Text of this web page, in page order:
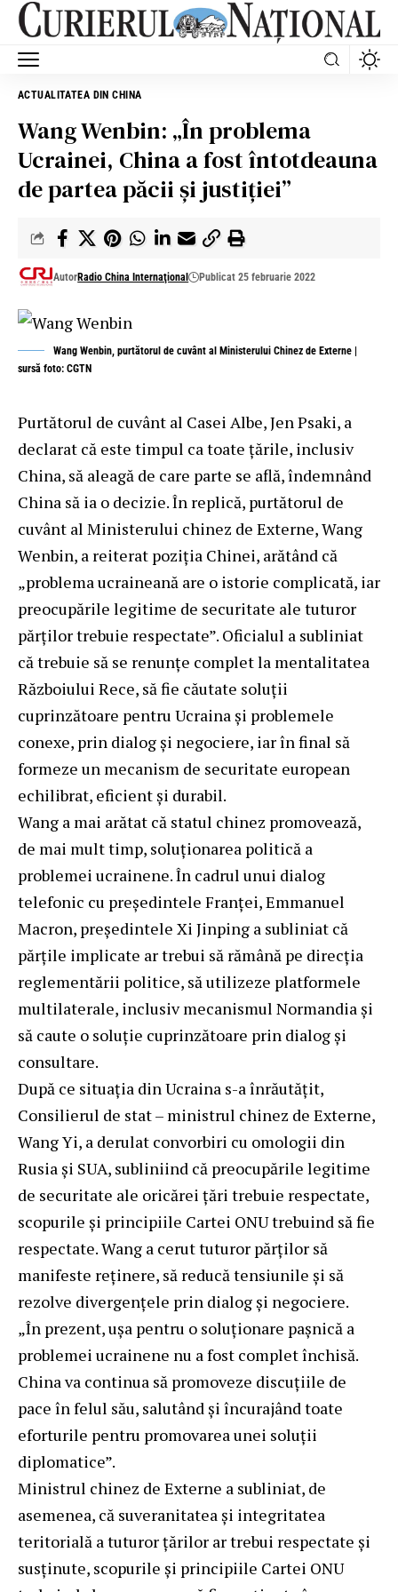
ACTUALITATEA DIN CHINA
Wang Wenbin: „În problema
Ucrainei, China a fost întotdeauna
de partea păcii și justiției”
AutorRadio China Internaţional Publicat 25 februarie 2022
Wang Wenbin, purtătorul de cuvânt al Ministerului Chinez de Externe |
sursă foto: CGTN
Purtătorul de cuvânt al Casei Albe, Jen Psaki, a
declarat că este timpul ca toate țările, inclusiv
China, să aleagă de care parte se află, îndemnând
China să ia o decizie. În replică, purtătorul de
cuvânt al Ministerului chinez de Externe, Wang
Wenbin, a reiterat poziția Chinei, arătând că
„problema ucraineană are o istorie complicată, iar
preocupările legitime de securitate ale tuturor
părților trebuie respectate”. Oficialul a subliniat
că trebuie să se renunțe complet la mentalitatea
Războiului Rece, să fie căutate soluții
cuprinzătoare pentru Ucraina și problemele
conexe, prin dialog și negociere, iar în final să
formeze un mecanism de securitate european
echilibrat, eficient și durabil.
Wang a mai arătat că statul chinez promovează,
de mai mult timp, soluționarea politică a
problemei ucrainene. În cadrul unui dialog
telefonic cu președintele Franței, Emmanuel
Macron, președintele Xi Jinping a subliniat că
părțile implicate ar trebui să rămână pe direcția
reglementării politice, să utilizeze platformele
multilaterale, inclusiv mecanismul Normandia și
să caute o soluție cuprinzătoare prin dialog și
consultare.
După ce situația din Ucraina s-a înrăutățit,
Consilierul de stat – ministrul chinez de Externe,
Wang Yi, a derulat convorbiri cu omologii din
Rusia și SUA, subliniind că preocupările legitime
de securitate ale oricărei țări trebuie respectate,
scopurile și principiile Cartei ONU trebuind să fie
respectate. Wang a cerut tuturor părților să
manifeste reținere, să reducă tensiunile și să
rezolve divergențele prin dialog și negociere.
„În prezent, ușa pentru o soluționare pașnică a
problemei ucrainene nu a fost complet închisă.
China va continua să promoveze discuțiile de
pace în felul său, salutând și încurajând toate
eforturile pentru promovarea unei soluții
diplomatice”.
Ministrul chinez de Externe a subliniat, de
asemenea, că suveranitatea și integritatea
teritorială a tuturor țărilor ar trebui respectate și
susținute, scopurile și principiile Cartei ONU